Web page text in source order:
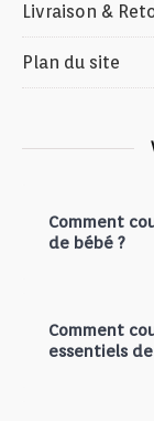
Livraison &
Plan du site
Comment
de bébé ?
Comment
essentiels